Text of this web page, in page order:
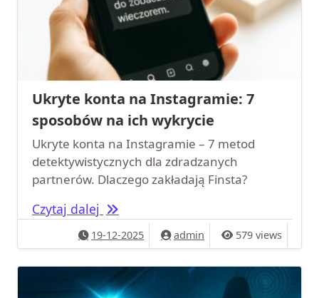
Ukryte konta na Instagramie: 7
sposobów na ich wykrycie
Ukryte konta na Instagramie – 7 metod
detektywistycznych dla zdradzanych
partnerów. Dlaczego zakładają Finsta?
Czytaj dalej Ukryte konta na Instagramie: 7
19-12-2025 admin 579 views